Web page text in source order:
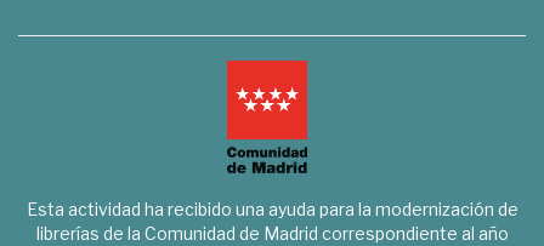
Esta actividad ha recibido una ayuda para la modernización de
librerías de la Comunidad de Madrid correspondiente al año